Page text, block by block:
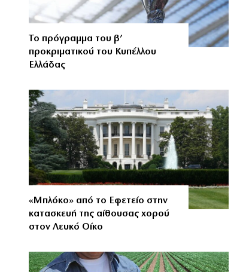
Το πρόγραμμα του β’
προκριματικού του Κυπέλλου
Ελλάδας
«Μπλόκο» από το Εφετείο στην
κατασκευή της αίθουσας χορού
στον Λευκό Οίκο